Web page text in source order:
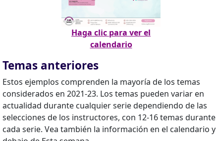
Haga clic para ver el
calendario
Temas anteriores
Estos ejemplos comprenden la mayoría de los temas
considerados en 2021-23. Los temas pueden variar en
actualidad durante cualquier serie dependiendo de las
selecciones de los instructores, con 12-16 temas durante
cada serie. Vea también la información en el calendario y